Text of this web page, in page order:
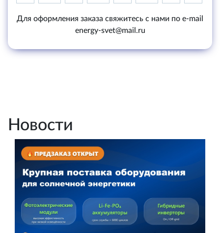
Для оформления заказа свяжитесь с нами по e-mail
energy-svet@mail.ru
Новости